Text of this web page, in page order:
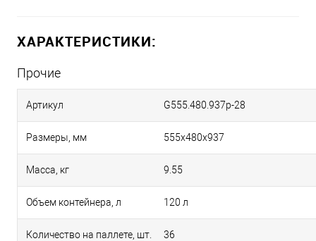
ХАРАКТЕРИСТИКИ:
Прочие
Артикул G555.480.937p-28
Размеры, мм 555х480х937
Масса, кг 9.55
Объем контейнера, л 120 л
Количество на паллете, шт. 36